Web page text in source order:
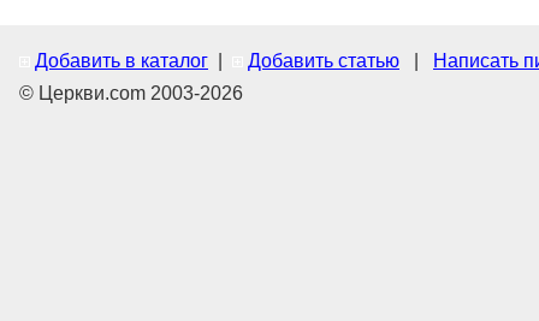
Добавить в каталог Добавить статью
Написать
© Церкви.com 2003-2026